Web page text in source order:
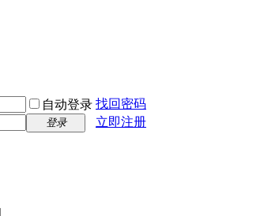
自动登录 找回密码
登录 立即注册